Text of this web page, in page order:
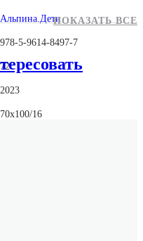
Альпина.Дети
978-5-9614-8497-7
72
2023
70x100/16
ПОКАЗАТЬ ВСЕ